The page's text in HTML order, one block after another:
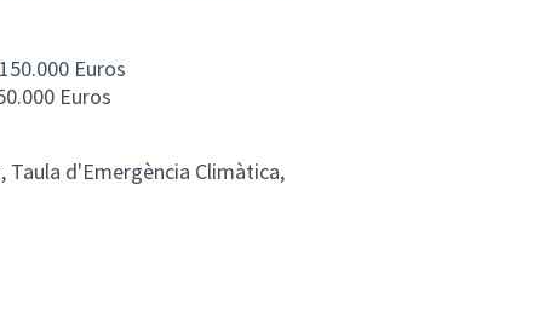
en una pestanya nova)
Euros
Euros
d'Emergència Climàtica,